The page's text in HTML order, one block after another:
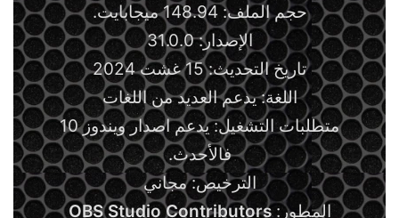
حجم الملف: 148.94 ميجابايت.
الإصدار: 31.0.0
تاريخ التحديث: 15 غشت 2024
اللغة: يدعم العديد من اللغات
متطلبات التشغيل: يدعم اصدار ويندوز 10
فالأحدث.
الترخيص: مجاني
المطور:OBS Studio Contributors